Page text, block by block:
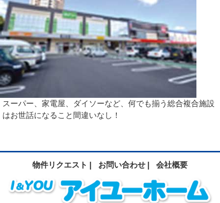
スーパー、家電屋、ダイソーなど、何でも揃う総合複合施設
はお世話になること間違いなし！
物件リクエスト | お問い合わせ | 会社概要